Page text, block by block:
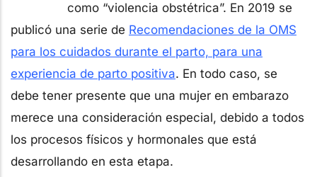
como “violencia obstétrica”. En 2019 se
publicó una serie de Recomendaciones de la OMS
para los cuidados durante el parto, para una
experiencia de parto positiva. En todo caso, se
debe tener presente que una mujer en embarazo
merece una consideración especial, debido a todos
los procesos físicos y hormonales que está
desarrollando en esta etapa.